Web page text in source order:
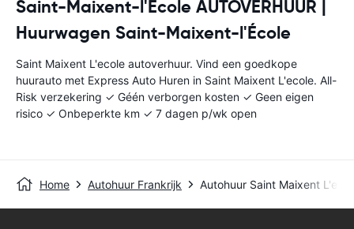
Saint-Maixent-l'École AUTOVERHUUR |
Huurwagen Saint-Maixent-l'École
Saint Maixent L'ecole autoverhuur. Vind een goedkope
huurauto met Express Auto Huren in Saint Maixent L'ecole. All-
Risk verzekering ✓ Géén verborgen kosten ✓ Geen eigen
risico ✓ Onbeperkte km ✓ 7 dagen p/wk open
Home Autohuur Frankrijk Autohuur Saint Maixent